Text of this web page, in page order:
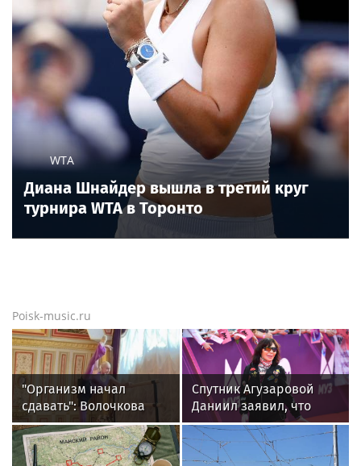
WTA
Диана Шнайдер вышла в третий круг
турнира WTA в Торонто
Poisk-music.ru
"Организм начал
сдавать": Волочкова
раскрыла причину
отсутствия фотографий
со шпагатами
Спутник Агузаровой
Даниил заявил, что
решал рабочие
вопросы с певицей в
отеле